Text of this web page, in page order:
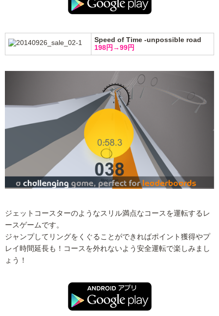
Speed of Time -unpossible road
198円→99円
ジェットコースターのようなスリル満点なコースを運転するレ
ースゲームです。
ジャンプしてリングをくぐることができればポイント獲得やプ
レイ時間延長も！コースを外れないよう安全運転で楽しみまし
ょう！